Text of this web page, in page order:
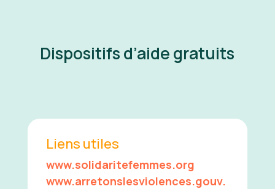
Dispositifs d’aide gratuits
Liens utiles
www.solidaritefemmes.org
www.arretonslesviolences.gouv.